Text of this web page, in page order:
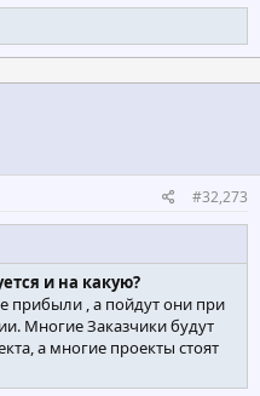
#32,273
и на какую?
прибыли , а пойдут они при
Многие Заказчики будут
а многие проекты стоят